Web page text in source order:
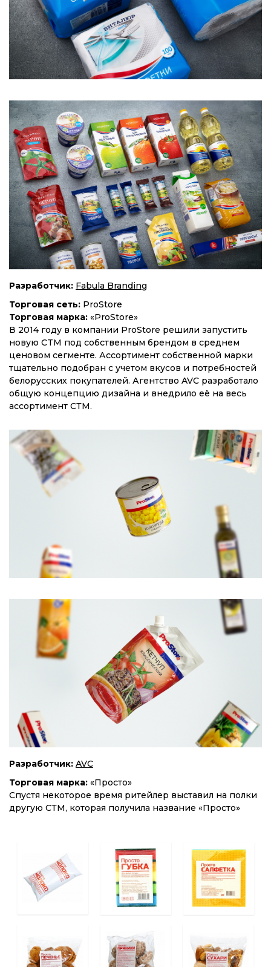
Разработчик: Fabula Branding
Торговая сеть: ProStore
Торговая марка: «ProStore»
В 2014 году в компании ProStore решили запустить
новую CTM под собственным брендом в среднем
ценовом сегменте. Ассортимент собственной марки
тщательно подобран с учетом вкусов и потребностей
белорусских покупателей. Агентство AVC разработало
общую концепцию дизайна и внедрило её на весь
ассортимент СТМ.
Разработчик: AVC
Торговая марка: «Просто»
Спустя некоторое время ритейлер выставил на полки
другую СТМ, которая получила название «Просто»